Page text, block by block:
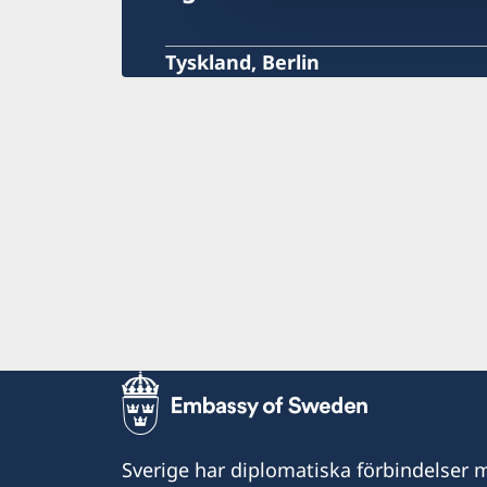
Tyskland, Berlin
Sverige har diplomatiska förbindelser